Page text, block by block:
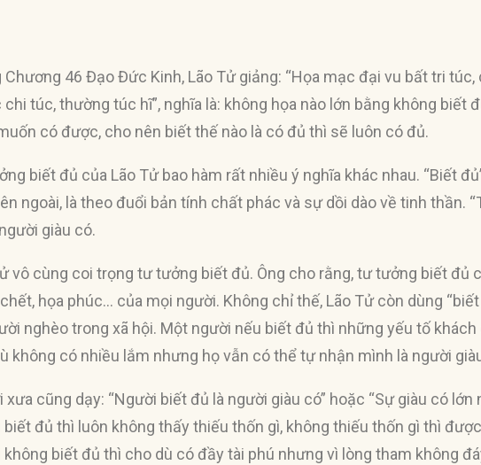
Chương 46 Đạo Đức Kinh, Lão Tử giảng: “Họa mạc đại vu bất tri
túc, thường túc hĩ”, nghĩa là: không họa nào lớn bằng không biết
có được, cho nên biết thế nào là có đủ thì sẽ luôn có đủ.
biết đủ của Lão Tử bao hàm rất nhiều ý nghĩa khác nhau. “Biết
ngoài, là theo đuổi bản tính chất phác và sự dồi dào về tinh thần.
giàu có.
vô cùng coi trọng tư tưởng biết đủ. Ông cho rằng, tư tưởng biết đủ
họa phúc… của mọi người. Không chỉ thế, Lão Tử còn dùng
nghèo trong xã hội. Một người nếu biết đủ thì những yếu tố
không có nhiều lắm nhưng họ vẫn có thể tự nhận mình là người
xưa cũng dạy: “Người biết đủ là người giàu có” hoặc “Sự giàu có lớn
biết đủ thì luôn không thấy thiếu thốn gì, không thiếu thốn gì thì
không biết đủ thì cho dù có đầy tài phú nhưng vì lòng tham không